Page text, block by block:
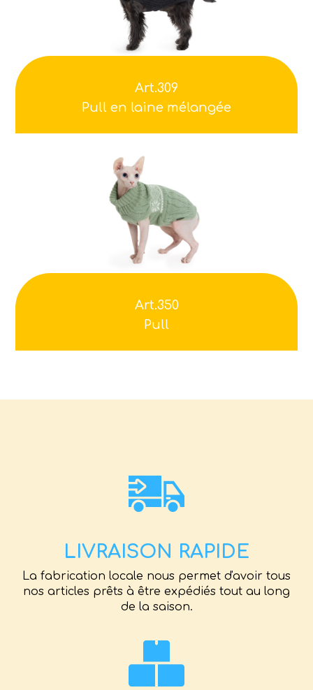
Art.309
Pull en laine mélangée
Art.350
Pull
LIVRAISON RAPIDE
La fabrication locale nous permet d'avoir tous
nos articles prêts à être expédiés tout au long
de la saison.